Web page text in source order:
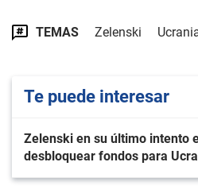
TEMAS Zelenski
Te puede interesar
Zelenski en su último intento
desbloquear fondos para